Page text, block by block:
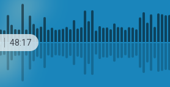
48:17